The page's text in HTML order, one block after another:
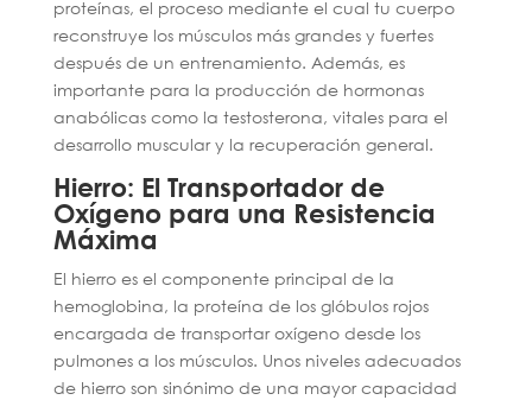
proteínas, el proceso mediante el cual tu cuerpo
reconstruye los músculos más grandes y fuertes
después de un entrenamiento. Además, es
importante para la producción de hormonas
anabólicas como la testosterona, vitales para el
desarrollo muscular y la recuperación general.
Hierro: El Transportador de
Oxígeno para una Resistencia
Máxima
El hierro es el componente principal de la
hemoglobina, la proteína de los glóbulos rojos
encargada de transportar oxígeno desde los
pulmones a los músculos. Unos niveles adecuados
de hierro son sinónimo de una mayor capacidad